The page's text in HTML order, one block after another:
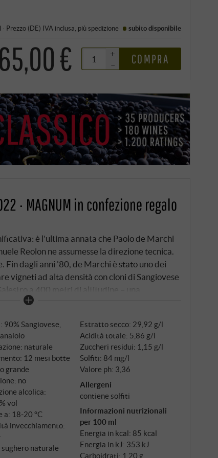
· Prezzo (DE) IVA inclusa , più spedizione subito disponibile
65,00 €
+
–
COMPRA
· MAGNUM in confezione regalo
è l'ultima annata che Paolo de Marchi
Reolon ne assumesse la direzione tecnica.
dagli anni '80, de Marchi è stato uno dei
vigneti ad alta densità con cloni di Sangiovese
a 400 metri di altitudine – una
90% Sangiovese, integrato dal 10% di
1996. Sette mesi di affinamento in barrique di
vino complessità senza dominanza.
90% Sangiovese,
naturale
12 mesi botte
grande
no
alcolica:
vol
a: 18‑20 °C
invecchiamento:
sughero naturale
Estratto secco: 29,92 g/l
Acidità totale: 5,86 g/l
Zuccheri residui: 1,15 g/l
Solfiti: 84 mg/l
Valore ph: 3,36
Allergeni
contiene solfiti
Informazioni nutrizionali
per 100 ml
Energia in kcal: 85 kcal
Energia in kJ: 353 kJ
Carboidrati: 1,20 g